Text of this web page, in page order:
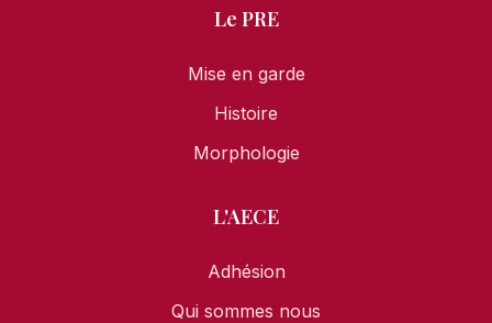
Le PRE
Mise en garde
Histoire
Morphologie
L'AECE
Adhésion
Qui sommes nous